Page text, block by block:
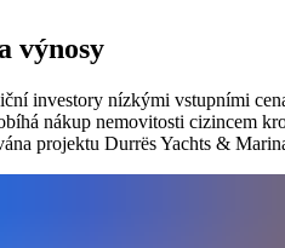
výnosy
investory nízkými vstupními
nákup nemovitosti cizincem
projektu Durrës Yachts &